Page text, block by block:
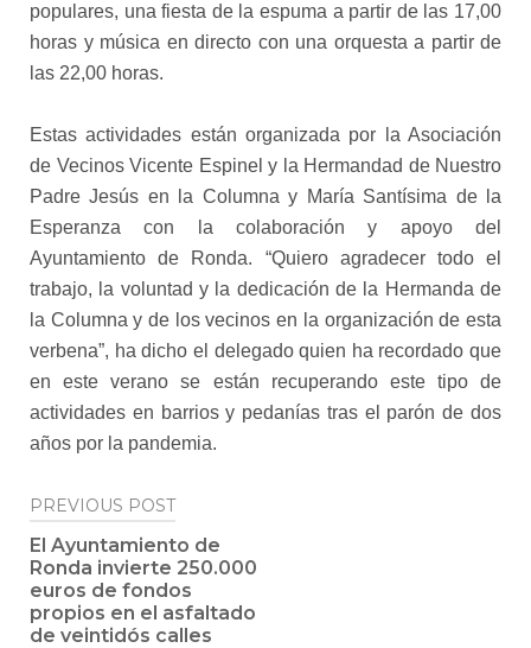
populares, una fiesta de la espuma a partir de las 17,00
horas y música en directo con una orquesta a partir de
las 22,00 horas.
Estas actividades están organizada por la Asociación
de Vecinos Vicente Espinel y la Hermandad de Nuestro
Padre Jesús en la Columna y María Santísima de la
Esperanza con la colaboración y apoyo del
Ayuntamiento de Ronda. “Quiero agradecer todo el
trabajo, la voluntad y la dedicación de la Hermanda de
la Columna y de los vecinos en la organización de esta
verbena”, ha dicho el delegado quien ha recordado que
en este verano se están recuperando este tipo de
actividades en barrios y pedanías tras el parón de dos
años por la pandemia.
Post
navigation
PREVIOUS POST
El Ayuntamiento de
Ronda invierte 250.000
euros de fondos
propios en el asfaltado
de veintidós calles